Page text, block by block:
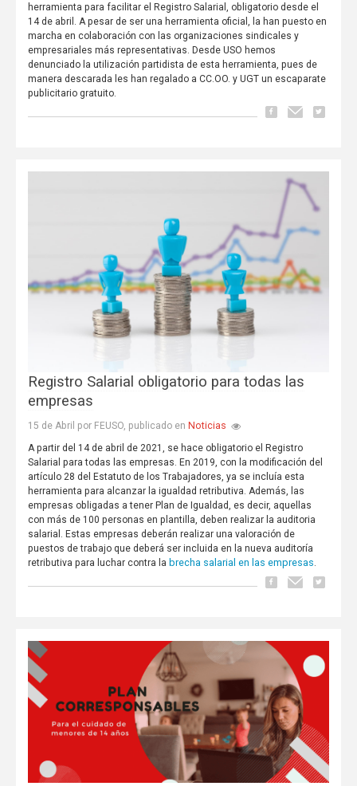
herramienta para facilitar el Registro Salarial, obligatorio desde el
14 de abril. A pesar de ser una herramienta oficial, la han puesto en
marcha en colaboración con las organizaciones sindicales y
empresariales más representativas. Desde USO hemos
denunciado la utilización partidista de esta herramienta, pues de
manera descarada les han regalado a CC.OO. y UGT un escaparate
publicitario gratuito.
Registro Salarial obligatorio para todas las
empresas
15 de Abril por FEUSO, publicado en Noticias
A partir del 14 de abril de 2021, se hace obligatorio el Registro
Salarial para todas las empresas. En 2019, con la modificación del
artículo 28 del Estatuto de los Trabajadores, ya se incluía esta
herramienta para alcanzar la igualdad retributiva. Además, las
empresas obligadas a tener Plan de Igualdad, es decir, aquellas
con más de 100 personas en plantilla, deben realizar la auditoria
salarial. Estas empresas deberán realizar una valoración de
puestos de trabajo que deberá ser incluida en la nueva auditoría
retributiva para luchar contra la brecha salarial en las empresas.